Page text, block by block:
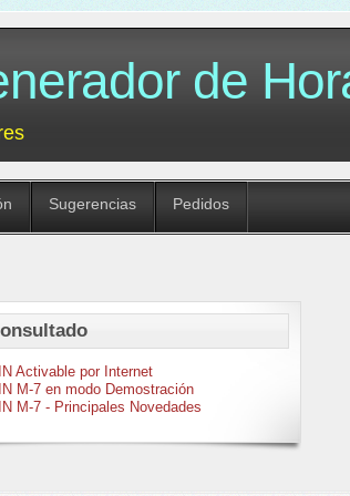
de
Sugerencias Pedidos
Activable por Internet
M-7 en modo Demostración
M-7 - Principales Novedades